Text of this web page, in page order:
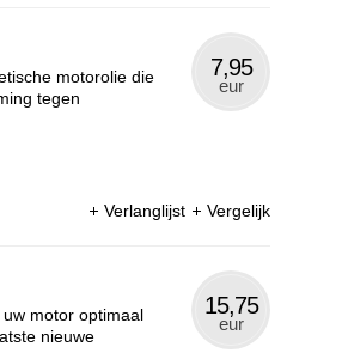
motorolie die
tegen
7,95
eur
Verlanglijst Vergelijk
motor optimaal
nieuwe
15,75
eur